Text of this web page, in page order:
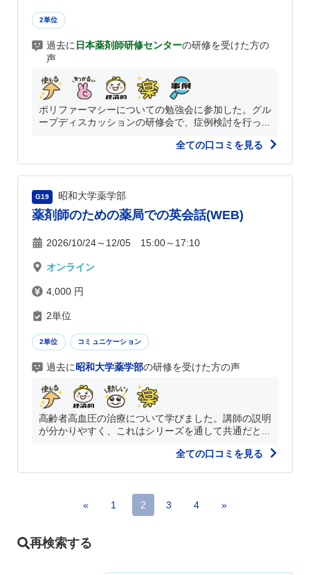
2単位
過去に 日本薬剤師研修センターの研修を受けた方の
声
ポリファーマシーについての勉強会に参加した。グル
ープディスカッションの研修会で、症例検討を行っ...
全ての口コミを見る
G19 昭和大学薬学部
薬剤師のための薬局での英会話(WEB)
2026/10/24～12/05 15:00～17:10
オンライン
4,000 円
2単位
2単位 コミュニケーション
過去に昭和大学薬学部の研修を受けた方の声
高齢者高血圧の治療について学びました。講師の説明
が分かりやすく、これはシリーズを通して共通だと...
全ての口コミを見る
« 1 2 3 4 »
再検索する